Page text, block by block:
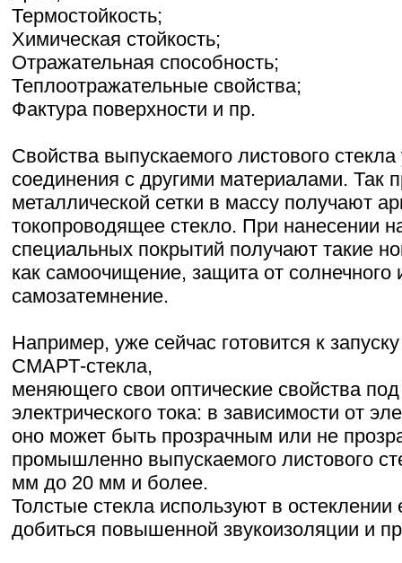
Термостойкость;
Химическая стойкость;
Отражательная способность;
Теплоотражательные свойства;
Фактура поверхности и пр.
Свойства выпускаемого листового
соединения с другими материалами. Так
металлической сетки в массу получают
токопроводящее стекло. При нанесении
специальных покрытий получают такие
как самоочищение, защита от солнечного
самозатемнение.
Например, уже сейчас готовится к
СМАРТ-стекла,
меняющего свои оптические свойства
электрического тока: в зависимости от
оно может быть прозрачным или не
промышленно выпускаемого листового
мм до 20 мм и более.
Толстые стекла используют в
добиться повышенной звукоизоляции и